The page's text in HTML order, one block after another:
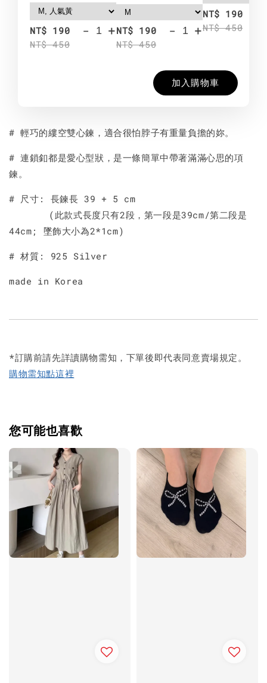
NT$ 190
NT$ 450
- +NT$ 190
NT$ 450
- +
NT$ 190
NT$ 450
加入購物車
# 輕巧的縷空雙心鍊，適合很怕脖子有重量負擔的妳。
# 連鎖釦都是愛心型狀，是一條簡單中帶著滿滿心思的項
鍊。
# 尺寸: 長鍊長 39 + 5 cm
(此款式長度只有2段，第一段是39cm/第二段是
44cm; 墜飾大小為2*1cm)
# 材質: 925 Silver
made in Korea
*訂購前請先詳讀購物需知，下單後即代表同意賣場規定。
購物需知點這裡
您可能也喜歡